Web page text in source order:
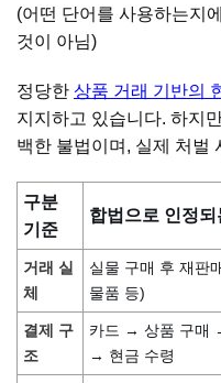
(어떤 단어를 사용하는지
것이 아님)
정당한 상품 거래 기반의
지지하고 있습니다. 하지
백한 불법이며, 실제 처벌
구분
기준
합법으로 인정되
거래 실
체
실물 구매 후 재판
물품 등)
결제 구
조
카드 → 상품 구매
→ 현금 수령